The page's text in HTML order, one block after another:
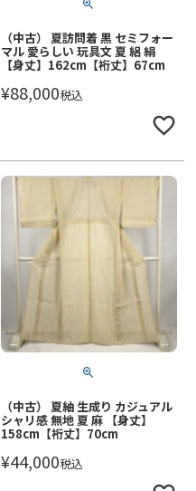
（中古） 夏訪問着 黒 セミフォー
マル 愛らしい 玩具文 夏 絽 絹
【身丈】162cm【裄丈】67cm
¥88,000税込
（中古） 夏紬 生成り カジュアル
シャリ感 無地 夏 麻 【身丈】
158cm【裄丈】70cm
¥44,000税込